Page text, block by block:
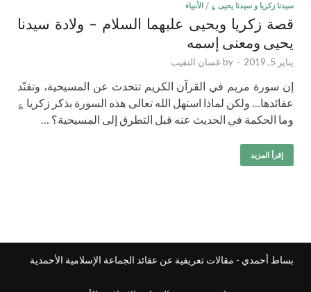
سيدنا زكريا و سيدنا يحيى ؏ / الأنبياء
قصة زكريا ويحيى عليهما السلام – ولادة سيدنا
يحيى ومعنى إسمه
يناير 5, 2019 -
by غسان النقيب
إن سورة مريم في القرآن الكريم تتحدث عن المسيحية، وتفنّد
عقائدها… ولكن لماذا استهل الله تعالى هذه السورة بذكر زكريا ؏
وما الحكمة في الحديث عنه قبل التطرق إلى المسيحية؟ …
إقرأ المزيد
بساط أحمدي - مقالات تعريفية عن عقائد الجماعة الإسلامية الأحمدية